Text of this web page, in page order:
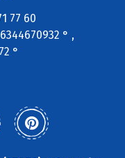
77 60
° ,
°